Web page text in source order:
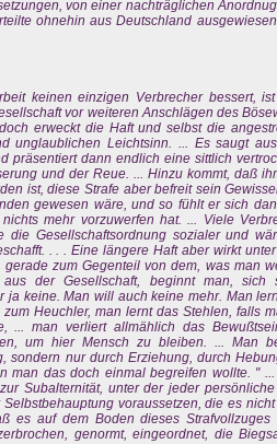
von einer nachträglichen
ohnehin aus Deutschland
keinen einzigen Verbrecher bessert,
vor weiteren Anschlägen des
erweckt die Haft und selbst die
unglaublichen Leichtsinn. ... Es saugt
präsentiert dann endlich eine sittlich
und der Reue. ... Hinzu kommt, daß
ist, diese Strafe aber befreit sein
gewesen wäre, und so fühlt er sich
mehr vorzuwerfen hat. ... Viele
Gesellschaftsordnung sozialer und
. . . Eine längere Haft aber wirkt
zum Gegenteil von dem, was man
der Gesellschaft, beginnt man, sich
ja keine. Man will auch keine mehr. Man
Heuchler, man lernt das Stehlen, falls
... man verliert allmählich das
um hier Mensch zu bleiben. ... Man
sondern nur durch Erziehung, durch
man das doch einmal begreifen wollte. " ...
Subalternität, unter der jeder
voraussetzen, die es
es auf dem Boden dieses Strafvollzuges
genormt, eingeordnet, die